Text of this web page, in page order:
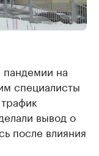
пандемии на
специалисты
вывод о
после влияния